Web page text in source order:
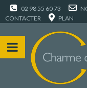
02 98 55 60 73
CONTACTER
PLAN